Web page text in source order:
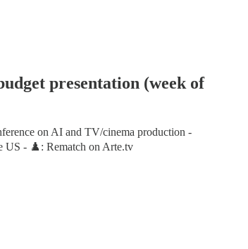
presentation (week of
on AI and TV/cinema production -
US - ♟️: Rematch on Arte.tv